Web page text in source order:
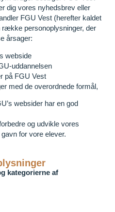
dig vores nyhedsbrev eller
FGU Vest (herefter kaldet
række personoplysninger, der
årsager:
webside
uddannelsen
på FGU Vest
med de overordnede formål,
websider har en god
og udvikle vores
for vore elever.
kategorierne af